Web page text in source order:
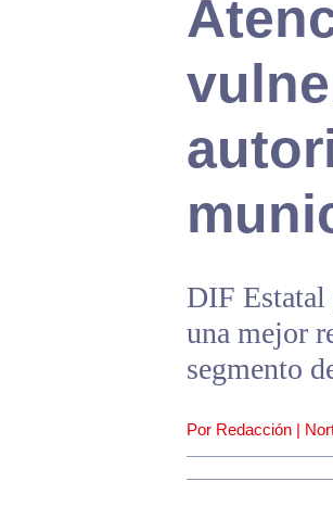
DIF Estatal
una mejor
segmento
Por Redacción |